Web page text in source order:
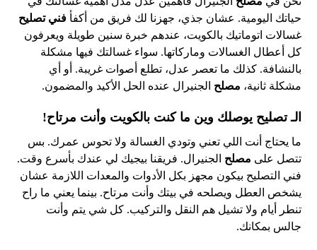
حياتك اليومية. عشان جذي، جهزنا لك فريق من أكفأفني تصليح
غسالات اتوماتيك بالكويت، عندهم خبرة سنين طويلة ويعرفون
كل أعطال الغسالات وماركاتها. سواء غسالتك فيها مشكلة
بالنشافة. كذلك ما تعصر عدل، تطلع أصوات غريبة. أو أي
مشكلة ثانية، مصلح الجنيرال عنده الحل الأكيد والمضمون.
الـ تصليح يوصلك وين ما كنت بالكويت وأنت مرتاح!
ما يحتاج أنت اللي تعني وتودي الغسالة ولا تحوس عمرك. بس
تتصل على مصلح الجنيرال. فريقنا بيجيك لي عندك بأسرع وقت.
فني التصليح بيكون مجهز بكل الأدوات والمعدات اللازمة عشان
يشخص العطل ويصلحه في بيتك وأنت مرتاح. بينما يعني ما راح
تنطر أيام ولا تشيل هم النقل والتركيب. كل شي يتم وأنت
جالس بمكانك.